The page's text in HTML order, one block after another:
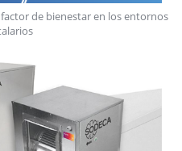
de bienestar en los entornos